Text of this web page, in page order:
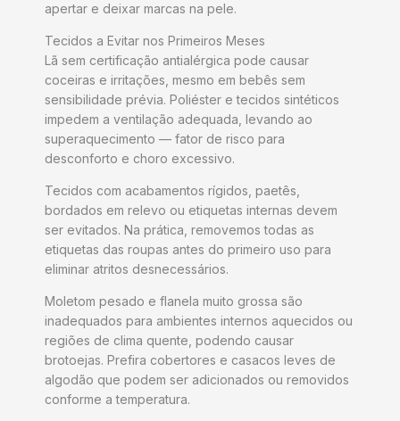
apertar e deixar marcas na pele.
Tecidos a Evitar nos Primeiros Meses
Lã sem certificação antialérgica pode causar
coceiras e irritações, mesmo em bebês sem
sensibilidade prévia. Poliéster e tecidos sintéticos
impedem a ventilação adequada, levando ao
superaquecimento — fator de risco para
desconforto e choro excessivo.
Tecidos com acabamentos rígidos, paetês,
bordados em relevo ou etiquetas internas devem
ser evitados. Na prática, removemos todas as
etiquetas das roupas antes do primeiro uso para
eliminar atritos desnecessários.
Moletom pesado e flanela muito grossa são
inadequados para ambientes internos aquecidos ou
regiões de clima quente, podendo causar
brotoejas. Prefira cobertores e casacos leves de
algodão que podem ser adicionados ou removidos
conforme a temperatura.